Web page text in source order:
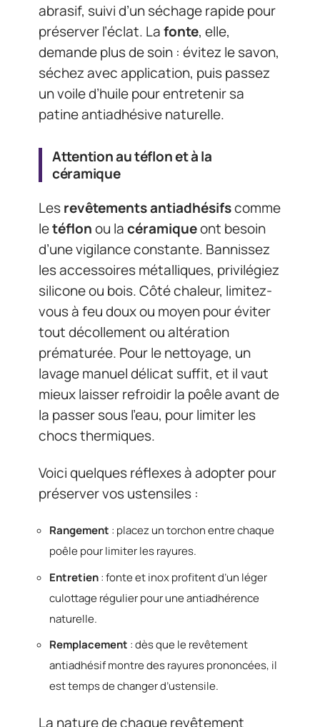
abrasif, suivi d’un séchage rapide pour
préserver l’éclat. Lafonte, elle,
demande plus de soin : évitez le savon,
séchez avec application, puis passez
un voile d’huile pour entretenir sa
patine antiadhésive naturelle.
Attention au téflon et à la
céramique
Lesrevêtements antiadhésifscomme
letéflonou lacéramiqueont besoin
d’une vigilance constante. Bannissez
les accessoires métalliques, privilégiez
silicone ou bois. Côté chaleur, limitez-
vous à feu doux ou moyen pour éviter
tout décollement ou altération
prématurée. Pour le nettoyage, un
lavage manuel délicat suffit, et il vaut
mieux laisser refroidir la poêle avant de
la passer sous l’eau, pour limiter les
chocs thermiques.
Voici quelques réflexes à adopter pour
préserver vos ustensiles :
Rangement : placez un torchon entre chaque
poêle pour limiter les rayures.
Entretien: fonte et inox profitent d’un léger
culottage régulier pour une antiadhérence
naturelle.
Remplacement : dès que le revêtement
antiadhésif montre des rayures prononcées, il
est temps de changer d’ustensile.
La nature de chaque revêtement